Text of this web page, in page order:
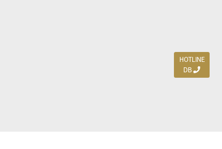
HOTLINE
DB